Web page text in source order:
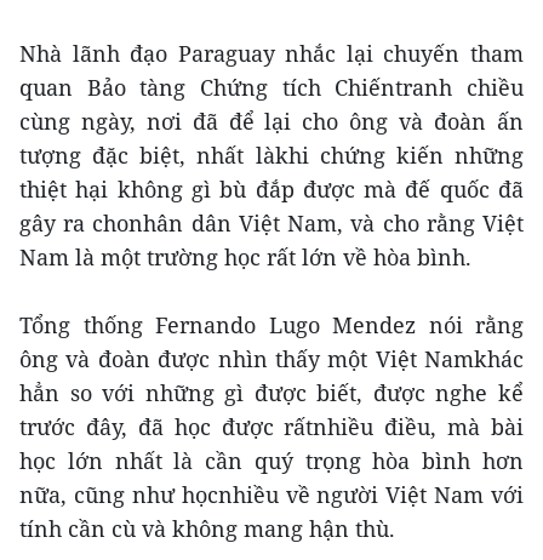
Nhà lãnh đạo Paraguay nhắc lại chuyến tham
quan Bảo tàng Chứng tích Chiếntranh chiều
cùng ngày, nơi đã để lại cho ông và đoàn ấn
tượng đặc biệt, nhất làkhi chứng kiến những
thiệt hại không gì bù đắp được mà đế quốc đã
gây ra chonhân dân Việt Nam, và cho rằng Việt
Nam là một trường học rất lớn về hòa bình.
Tổng thống Fernando Lugo Mendez nói rằng
ông và đoàn được nhìn thấy một Việt Namkhác
hẳn so với những gì được biết, được nghe kể
trước đây, đã học được rấtnhiều điều, mà bài
học lớn nhất là cần quý trọng hòa bình hơn
nữa, cũng như họcnhiều về người Việt Nam với
tính cần cù và không mang hận thù.